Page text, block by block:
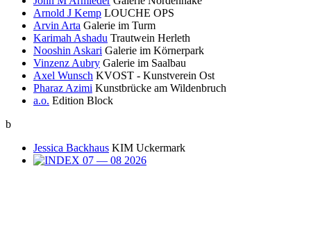
Arnold J Kemp LOUCHE OPS
Arvin Arta Galerie im Turm
Karimah Ashadu Trautwein Herleth
Nooshin Askari Galerie im Körnerpark
Vinzenz Aubry Galerie im Saalbau
Axel Wunsch KVOST - Kunstverein Ost
Pharaz Azimi Kunstbrücke am Wildenbruch
a.o. Edition Block
b
Jessica Backhaus KIM Uckermark